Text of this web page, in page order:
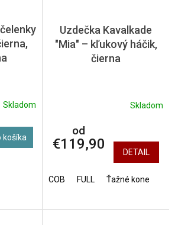
Skladom
košíka
Uzdečka Kavalkade
"Mia" – kľukový háčik,
čierna
Skladom
od
€119,90 DETAIL
COB FULL Ťažné kone